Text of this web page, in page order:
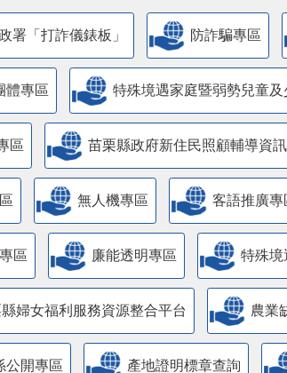
署「打詐儀錶板」 防詐騙專區
體專區 特殊境遇家庭暨弱勢兒童
區 苗栗縣政府新住民照顧輔導資
無人機專區 客語推廣專
區 廉能透明專區 特殊境
婦女福利服務資源整合平台 農業
公開專區 產地證明標章查詢